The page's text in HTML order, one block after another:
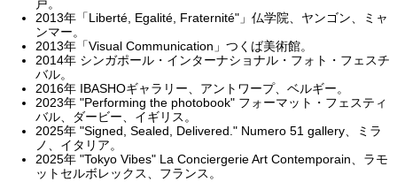
戸。
2013年「Liberté, Egalité, Fraternité"」仏学院、ヤンゴン、ミャ
ンマー。
2013年「Visual Communication」つくば美術館。
2014年 シンガポール・インターナショナル・フォト・フェスチ
バル。
2016年 IBASHOギャラリー、アントワープ、ベルギー。
2023年 "Performing the photobook" フォーマット・フェスティ
バル、ダービー、イギリス。
2025年 "Signed, Sealed, Delivered." Numero 51 gallery、ミラ
ノ、イタリア。
2025年 "Tokyo Vibes" La Conciergerie Art Contemporain、ラモ
ットセルボレックス、フランス。